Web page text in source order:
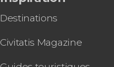
Destinations
Civitatis Magazine